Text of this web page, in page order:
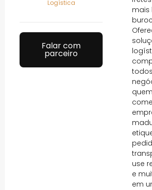
Logística
Falar com
parceiro
mais
use
e
em